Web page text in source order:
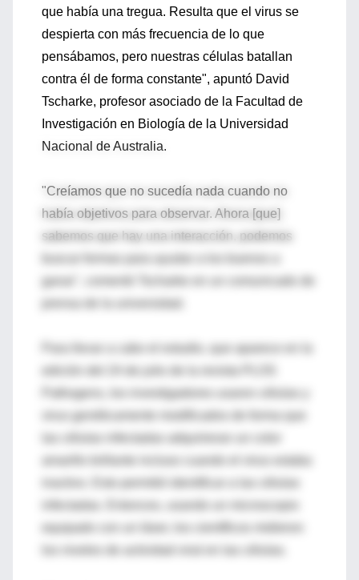
que había una tregua. Resulta que el virus se
despierta con más frecuencia de lo que
pensábamos, pero nuestras células batallan
contra él de forma constante", apuntó David
Tscharke, profesor asociado de la Facultad de
Investigación en Biología de la Universidad
Nacional de Australia.
"Creíamos que no sucedía nada cuando no
había objetivos para observar. Ahora [que]
sabemos que hay una interacción, podemos
ganar", comentó Tscharke en un comunicado de
Para llevar a cabo el estudio, que aparece en la
Pathogens, los investigadores usaron células y
virus genéticamente modificados de forma que
equipado con un láser, los científicos midieron